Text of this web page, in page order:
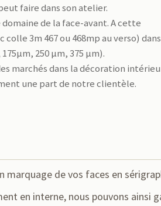
faire dans son atelier.
de la face-avant. A cette
3m 467 ou 468mp au verso) dans
250 µm, 375 µm).
marchés dans la décoration
une part de notre clientèle.
marquage de vos faces en
en interne, nous pouvons ainsi